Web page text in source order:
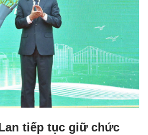
tiếp tục giữ chức